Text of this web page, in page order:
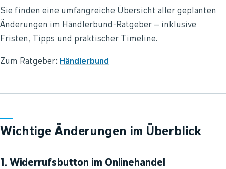
Sie finden eine umfangreiche Übersicht aller geplanten
Änderungen im Händlerbund‑Ratgeber – inklusive
Fristen, Tipps und praktischer Timeline.
Zum Ratgeber: Händlerbund
Wichtige Änderungen im Überblick
1. Widerrufsbutton im Onlinehandel